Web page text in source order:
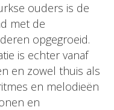
ouders is de
met de
opgegroeid.
is echter vanaf
en zowel thuis als
en melodieën
en